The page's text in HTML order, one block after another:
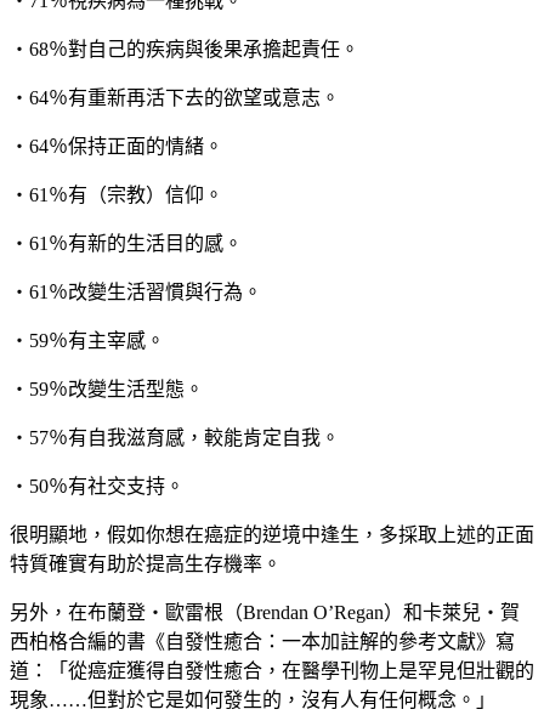
‧68％對自己的疾病與後果承擔起責任。
‧64％有重新再活下去的欲望或意志。
‧64％保持正面的情緒。
‧61％有（宗教）信仰。
‧61％有新的生活目的感。
‧61％改變生活習慣與行為。
‧59％有主宰感。
‧59％改變生活型態。
‧57％有自我滋育感，較能肯定自我。
‧50％有社交支持。
很明顯地，假如你想在癌症的逆境中逢生，多採取上述的正面
特質確實有助於提高生存機率。
另外，在布蘭登‧歐雷根（Brendan O’Regan）和卡萊兒‧賀
西柏格合編的書《自發性癒合：一本加註解的參考文獻》寫
道：「從癌症獲得自發性癒合，在醫學刊物上是罕見但壯觀的
現象……但對於它是如何發生的，沒有人有任何概念。」